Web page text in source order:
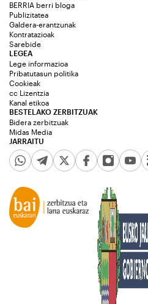
BERRIA berri bloga
Publizitatea
Galdera-erantzunak
Kontratazioak
Sarebide
JARRAITU
LEGEA
Lege informazioa
Pribatutasun politika
Cookieak
cc Lizentzia
Kanal etikoa
BESTELAKO ZERBITZUAK
Bidera zerbitzuak
Midas Media